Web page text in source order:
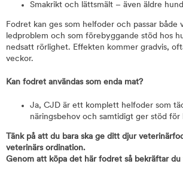
Smakrikt och lättsmält – även äldre
Fodret kan ges som helfoder och passar både
ledproblem och som förebyggande stöd hos
nedsatt rörlighet. Effekten kommer gradvis,
veckor.
Kan fodret användas som enda mat?
Ja, CJD är ett komplett helfoder som
näringsbehov och samtidigt ger stöd
Tänk på att du bara ska ge ditt djur
veterinärs ordination.
Genom att köpa det här fodret så bekräftar du